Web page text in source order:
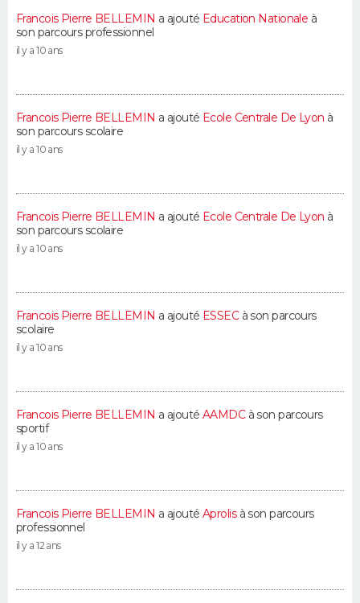
Francois Pierre BELLEMIN a ajouté Education Nationale à
son parcours professionnel
il y a 10 ans
Francois Pierre BELLEMIN a ajouté Ecole Centrale De Lyon à
son parcours scolaire
il y a 10 ans
Francois Pierre BELLEMIN a ajouté Ecole Centrale De Lyon à
son parcours scolaire
il y a 10 ans
Francois Pierre BELLEMIN a ajouté ESSECà son parcours
scolaire
il y a 10 ans
Francois Pierre BELLEMIN a ajouté AAMDCà son parcours
sportif
il y a 10 ans
Francois Pierre BELLEMIN a ajouté Aprolisà son parcours
professionnel
il y a 12 ans